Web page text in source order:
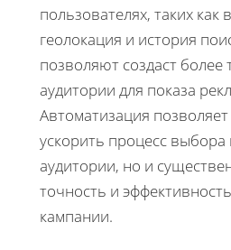
пользователях, таких как
геолокация и история
позволяют создаст более
аудитории для показа
Автоматизация
ускорить процесс выбора
аудитории, но и
точность и
кампании.